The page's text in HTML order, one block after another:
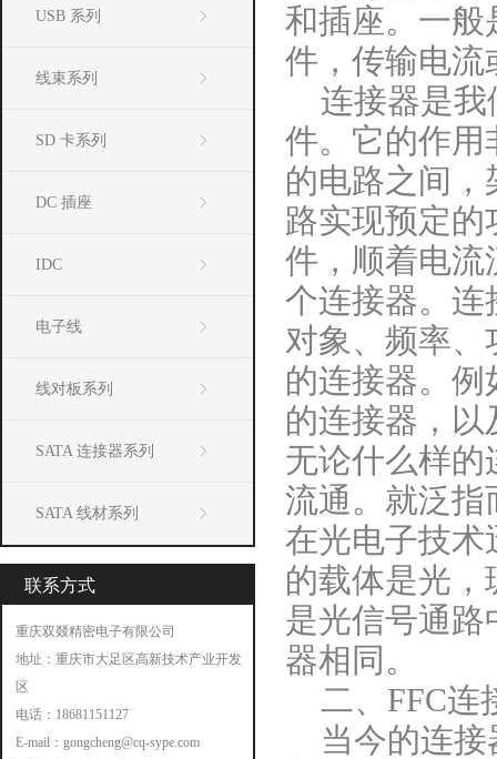
USB 系列
线束系列
SD 卡系列
DC 插座
IDC
电子线
线对板系列
SATA 连接器系列
SATA 线材系列
联系方式
重庆双叕精密电子有限公司
地址：重庆市大足区高新技术产业开发
区
电话：18681151127
E-mail： gongcheng@cq-sype.com
和插座。一般
件，传输电流
连接器是
件。它的作用
的电路之间
路实现预定
件，顺着电流
个连接器。连
对象、频率
的连接器。
的连接器，
无论什么样的
流通。就泛指
在光电子技术
的载体是光
是光信号通路
器相同。
二、FFC连
当今的连